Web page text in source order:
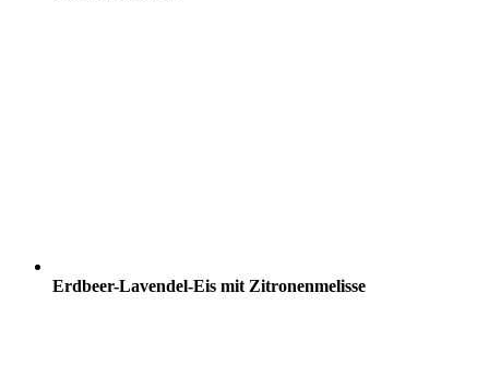
Erdbeer-Lavendel-Eis mit Zitronenmelisse